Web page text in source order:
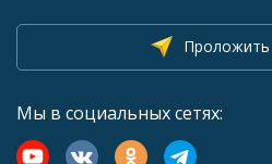
Мы в социальных сетях: